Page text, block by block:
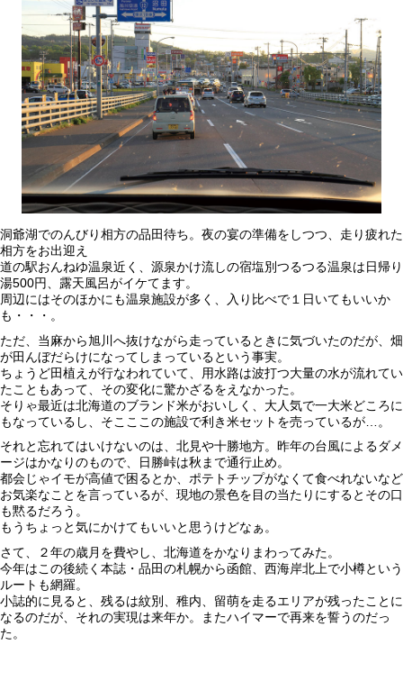
洞爺湖でのんびり相方の品田待ち。夜の宴の準備をしつつ、走り疲れた
相方をお出迎え
道の駅おんねゆ温泉近く、源泉かけ流しの宿塩別つるつる温泉は日帰り
湯500円、露天風呂がイケてます。
周辺にはそのほかにも温泉施設が多く、入り比べで１日いてもいいか
も・・・。
ただ、当麻から旭川へ抜けながら走っているときに気づいたのだが、畑
が田んぼだらけになってしまっているという事実。
ちょうど田植えが行なわれていて、用水路は波打つ大量の水が流れてい
たこともあって、その変化に驚かざるをえなかった。
そりゃ最近は北海道のブランド米がおいしく、大人気で一大米どころに
もなっているし、そこここの施設で利き米セットを売っているが…。
それと忘れてはいけないのは、北見や十勝地方。昨年の台風によるダメ
ージはかなりのもので、日勝峠は秋まで通行止め。
都会じゃイモが高値で困るとか、ポテトチップがなくて食べれないなど
お気楽なことを言っているが、現地の景色を目の当たりにするとその口
も黙るだろう。
もうちょっと気にかけてもいいと思うけどなぁ。
さて、２年の歳月を費やし、北海道をかなりまわってみた。
今年はこの後続く本誌・品田の札幌から函館、西海岸北上で小樽という
ルートも網羅。
小誌的に見ると、残るは紋別、稚内、留萌を走るエリアが残ったことに
なるのだが、それの実現は来年か。またハイマーで再来を誓うのだっ
た。